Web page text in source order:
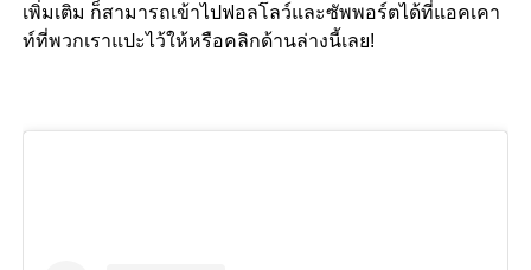
เพิ่มเติม ก็สามารถเข้าไปฟอลโลว์และซัพพอร์ตได้ที่แอคเคา
ท์ที่พวกเราแปะไว้ให้หรือคลิกด้านล่างนี้เลย!